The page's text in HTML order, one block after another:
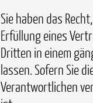
Sie haben das
Erfüllung eines
Dritten in einem
lassen. Sofern Sie
Verantwortlichen